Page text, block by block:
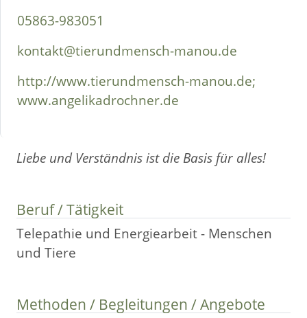
Liebe und Verständnis ist die Basis für alles!
Beruf / Tätigkeit
Telepathie und Energiearbeit - Menschen
und Tiere
Methoden / Begleitungen / Angebote
05863-983051
kontakt@tierundmensch-manou.de
http://www.tierundmensch-manou.de;
www.angelikadrochner.de